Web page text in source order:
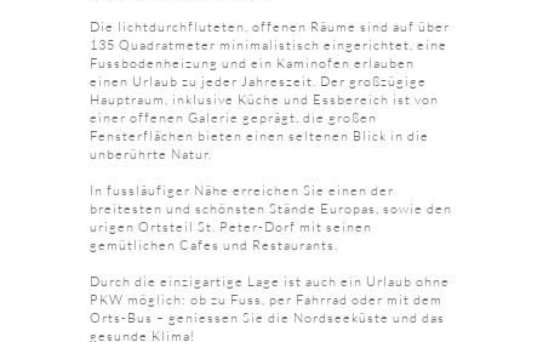
Die lichtdurchfluteten, offenen Räume sind auf über
135 Quadratmeter minimalistisch eingerichtet, eine
Fussbodenheizung und ein Kaminofen erlauben
einen Urlaub zu jeder Jahreszeit. Der großzügige
Hauptraum, inklusive Küche und Essbereich ist von
einer offenen Galerie geprägt, die großen
Fensterflächen bieten einen seltenen Blick in die
unberührte Natur.
In fussläufiger Nähe erreichen Sie einen der
breitesten und schönsten Stände Europas, sowie den
urigen Ortsteil St. Peter-Dorf mit seinen
gemütlichen Cafes und Restaurants.
Durch die einzigartige Lage ist auch ein Urlaub ohne
PKW möglich: ob zu Fuss, per Fahrrad oder mit dem
Orts-Bus – geniessen Sie die Nordseeküste und das
gesunde Klima!